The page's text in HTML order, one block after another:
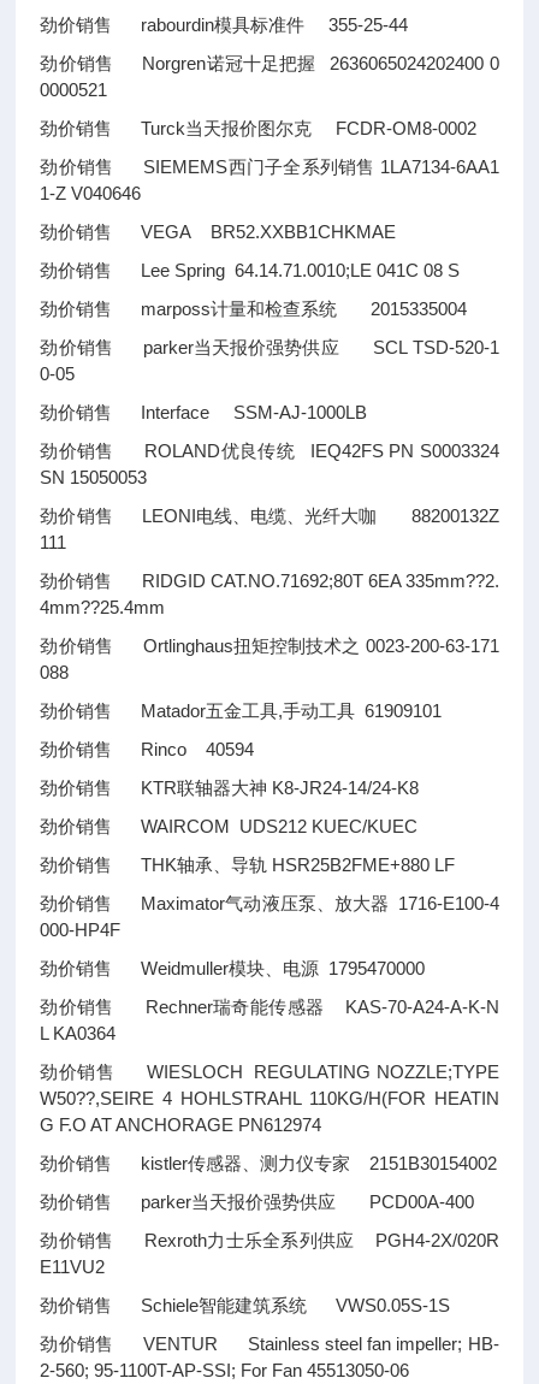
劲价销售 rabourdin模具标准件 355-25-44
劲价销售 Norgren诺冠十足把握 2636065024202400 0
0000521
劲价销售 Turck当天报价图尔克 FCDR-OM8-0002
劲价销售 SIEMEMS西门子全系列销售 1LA7134-6AA1
1-Z V040646
劲价销售 VEGA BR52.XXBB1CHKMAE
劲价销售 Lee Spring 64.14.71.0010;LE 041C 08 S
劲价销售 marposs计量和检查系统 2015335004
劲价销售 parker当天报价强势供应 SCL TSD-520-1
0-05
劲价销售 Interface SSM-AJ-1000LB
劲价销售 ROLAND优良传统 IEQ42FS PN S0003324
SN 15050053
劲价销售 LEONI电线、电缆、光纤大咖 88200132Z
111
劲价销售 RIDGID CAT.NO.71692;80T 6EA 335mm??2.
4mm??25.4mm
劲价销售 Ortlinghaus扭矩控制技术之 0023-200-63-171
088
劲价销售 Matador五金工具,手动工具 61909101
劲价销售 Rinco 40594
劲价销售 KTR联轴器大神 K8-JR24-14/24-K8
劲价销售 WAIRCOM UDS212 KUEC/KUEC
劲价销售 THK轴承、导轨 HSR25B2FME+880 LF
劲价销售 Maximator气动液压泵、放大器 1716-E100-4
000-HP4F
劲价销售 Weidmuller模块、电源 1795470000
劲价销售 Rechner瑞奇能传感器 KAS-70-A24-A-K-N
L KA0364
劲价销售 WIESLOCH REGULATING NOZZLE;TYPE
W50??,SEIRE 4 HOHLSTRAHL 110KG/H(FOR HEATIN
G F.O AT ANCHORAGE PN612974
劲价销售 kistler传感器、测力仪专家 2151B30154002
劲价销售 parker当天报价强势供应 PCD00A-400
劲价销售 Rexroth力士乐全系列供应 PGH4-2X/020R
E11VU2
劲价销售 Schiele智能建筑系统 VWS0.05S-1S
劲价销售 VENTUR Stainless steel fan impeller; HB-
2-560; 95-1100T-AP-SSI; For Fan 45513050-06